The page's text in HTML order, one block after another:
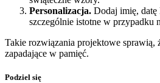
Personalizacja. Dodaj imię, datę
szczególnie istotne w przypadku
Takie rozwiązania projektowe sprawią,
zapadające w pamięć.
Podziel się